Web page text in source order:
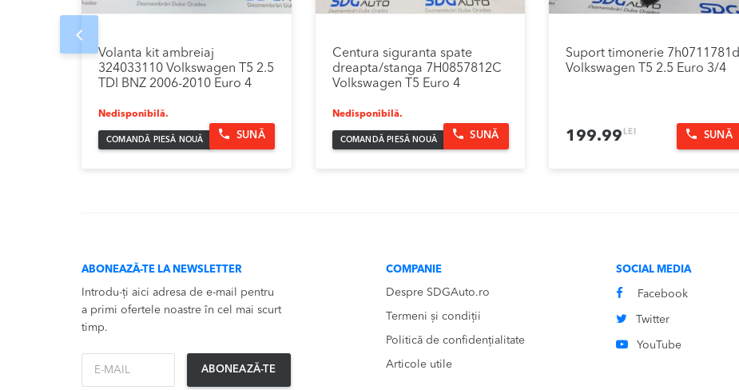
Volanta kit ambreiaj
324033110 Volkswagen T5 2.5
TDI BNZ 2006-2010 Euro 4
Nedisponibilă.
COMANDĂ PIESĂ NOUĂ SUNĂ
Centura siguranta spate
dreapta/stanga 7H0857812C
Volkswagen T5 Euro 4
Nedisponibilă.
COMANDĂ PIESĂ NOUĂ SUNĂ
Suport timonerie 7h0711781d
Volkswagen T5 2.5 Euro 3/4
199.99 LEI SUNĂ
Prev
ABONEAZĂ-TE LA NEWSLETTER
Introdu-ți aici adresa de e-mail pentru
a primi ofertele noastre în cel mai scurt
timp.
ABONEAZĂ-TE
COMPANIE
Despre SDGAuto.ro
Termeni și condiții
Politică de confidențialitate
Articole utile
SOCIAL MEDIA
Facebook
Twitter
YouTube